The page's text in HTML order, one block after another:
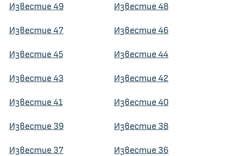
Известие 49 Известие 48
Известие 47 Известие 46
Известие 45 Известие 44
Известие 43 Известие 42
Известие 41 Известие 40
Известие 39 Известие 38
Известие 37 Известие 36